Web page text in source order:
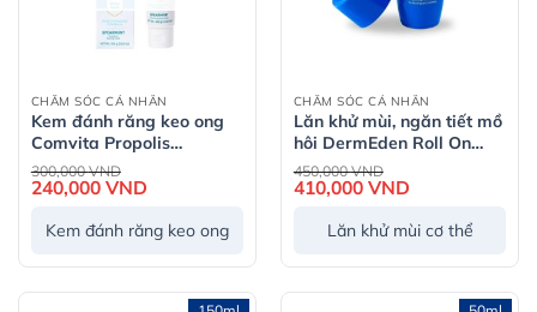
CHĂM SÓC CÁ NHÂN
Kem đánh răng keo ong
Comvita Propolis
Toothpaste – Tube 100g
300,000VND
gốc
là:
240,000 VNDGiá
là:
Kem đánh răng keo ong
CHĂM SÓC CÁ NHÂN
Lăn khử mùi, ngăn tiết mồ
hôi ​​DermEden Roll On
24H Deodorant (50ml)
450,000VND
gốc
là:
410,000 VNDGiá
là:
Lăn khử mùi cơ thể